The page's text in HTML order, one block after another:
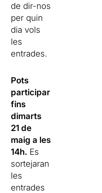
de dir-nos
per quin
dia vols
les
entrades.
Pots
participar
fins
dimarts
21 de
maig a les
14h. Es
sortejaran
les
entrades